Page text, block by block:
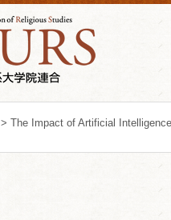
> The Impact of Artificial